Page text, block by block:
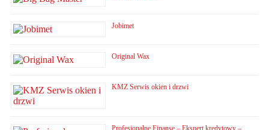
Jobimet
Original Wax
KMZ Serwis okien i drzwi
Profesjonalne Finanse – Ekspert kredytowy –